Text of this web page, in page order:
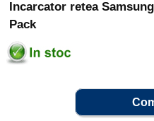
Incarcator retea
Pack